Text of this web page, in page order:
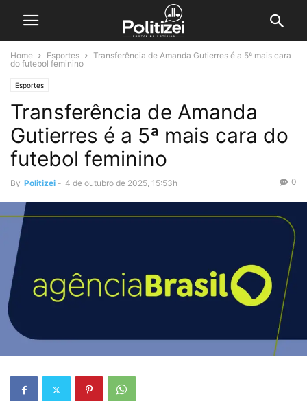
Home Esportes
Transferência de Amanda Gutierres é a 5ª mais cara
do futebol feminino
Esportes
Transferência de Amanda
Gutierres é a 5ª mais cara do
futebol feminino
By Politizei - 4 de outubro de 2025, 15:53h 0